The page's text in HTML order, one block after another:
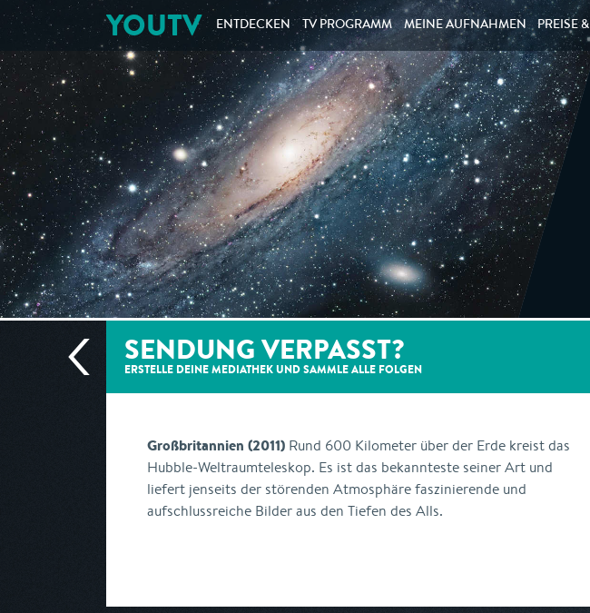
YOUTV ENTDECKEN TV PROGRAMM MEINEAUFNAHMEN PREISE &
SENDUNG VERPASST?
ERSTELLE DEINE MEDIATHEK UND SAMMLE ALLE FOLGEN
Großbritannien (2011) Rund 600 Kilometer über der Erde kreist das
Hubble-Weltraumteleskop. Es ist das bekannteste seiner Art und
liefert jenseits der störenden Atmosphäre faszinierende und
aufschlussreiche Bilder aus den Tiefen des Alls.